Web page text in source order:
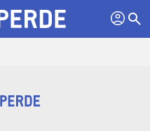
profil search